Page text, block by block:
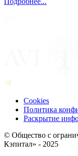
Cookies
Политика
Раскрытие
© Общество с
Кэпитал» - 2025